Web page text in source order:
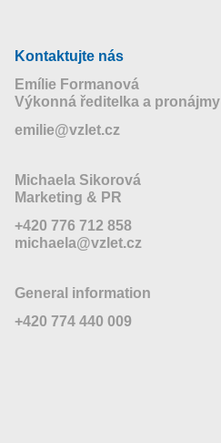
Kontaktujte nás
Emílie Formanová
Výkonná ředitelka a pronájmy
emilie@vzlet.cz
Michaela Sikorová
Marketing & PR
+420 776 712 858
michaela@vzlet.cz
General information
+420 774 440 009